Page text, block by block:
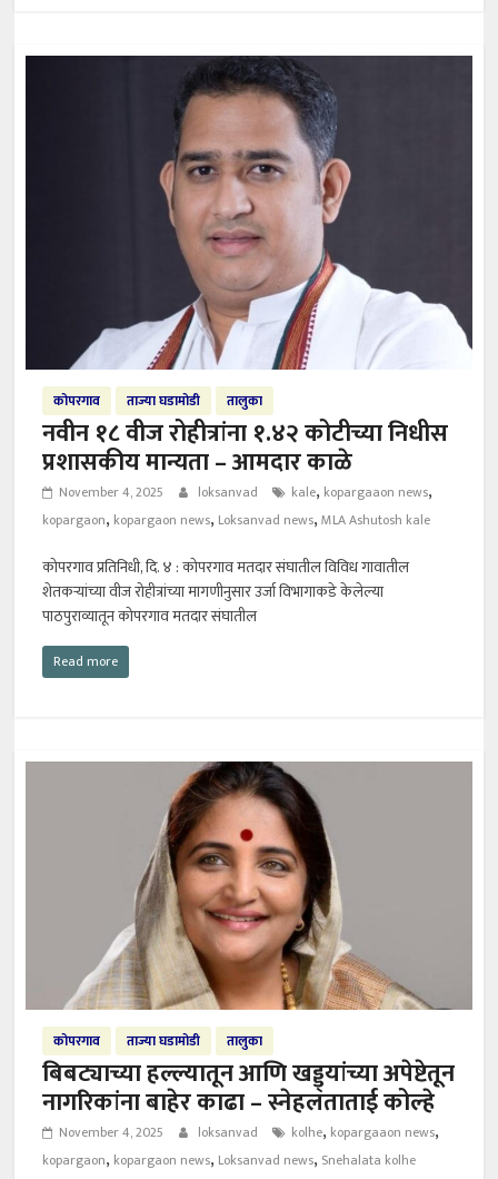
कोपरगाव ताज्या घडामोडी तालुका
नवीन १८ वीज रोहीत्रांना १.४२ कोटीच्या निधीस
प्रशासकीय मान्यता – आमदार काळे
November 4, 2025 loksanvad kale, kopargaaon news,
kopargaon, kopargaon news, Loksanvad news,MLA Ashutosh kale
कोपरगाव प्रतिनिधी, दि. ४ : कोपरगाव मतदार संघातील विविध गावातील
शेतकऱ्यांच्या वीज रोहीत्रांच्या मागणीनुसार उर्जा विभागाकडे केलेल्या
पाठपुराव्यातून कोपरगाव मतदार संघातील
Read more
कोपरगाव ताज्या घडामोडी तालुका
बिबट्याच्या हल्ल्यातून आणि खड्ड्यांच्या अपेष्टेतून
नागरिकांना बाहेर काढा – स्नेहलताताई कोल्हे
November 4, 2025 loksanvad kolhe, kopargaaon news,
kopargaon, kopargaon news, Loksanvad news, Snehalata kolhe